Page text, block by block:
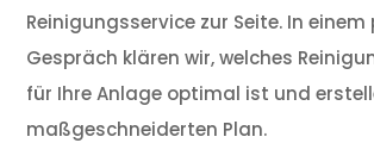
Reinigungsservice zur Seite. In
Gespräch klären wir, welches
für Ihre Anlage optimal ist und
maßgeschneiderten Plan.